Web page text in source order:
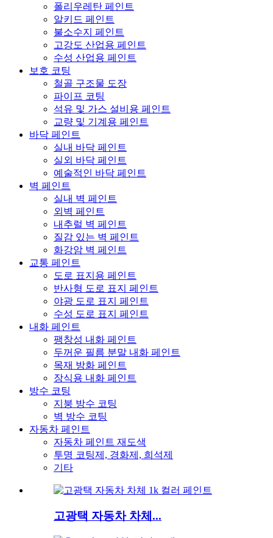
폴리우레탄 페인트
알키드 페인트
불소수지 페인트
고강도 산업용 페인트
수성 산업용 페인트
보호 코팅
철골 구조물 도장
파이프 코팅
석유 및 가스 설비용 페인트
교량 및 기계용 페인트
바닥 페인트
실내 바닥 페인트
실외 바닥 페인트
예술적인 바닥 페인트
벽 페인트
실내 벽 페인트
외벽 페인트
내추럴 벽 페인트
질감 있는 벽 페인트
화강암 벽 페인트
교통 페인트
도로 표지용 페인트
반사형 도로 표지 페인트
야광 도로 표지 페인트
수성 도로 표지 페인트
내화 페인트
팽창성 내화 페인트
두꺼운 필름 분말 내화 페인트
목재 방화 페인트
장식용 내화 페인트
방수 코팅
지붕 방수 코팅
벽 방수 코팅
자동차 페인트
자동차 페인트 재도색
투명 코팅제, 경화제, 희석제
기타
고광택 자동차 차체...